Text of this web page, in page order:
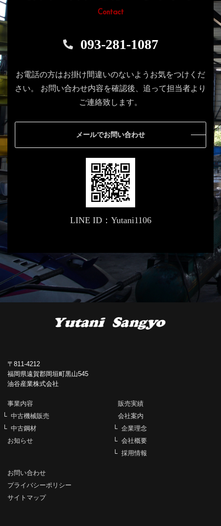
Contact
093-281-1087
お電話の方はお掛け間違いのないようお気をつけくだ
さい。
お問い合わせ内容を確認後、追って担当者より
ご連絡致します。
メールでお問い合わせ
LINE ID：Yutani1106
〒811-4212
福岡県遠賀郡岡垣町黒山545
油谷産業株式会社
事業内容
中古機械販売
中古鋼材
お知らせ
販売実績
会社案内
企業理念
会社概要
採用情報
お問い合わせ
プライバシーポリシー
サイトマップ